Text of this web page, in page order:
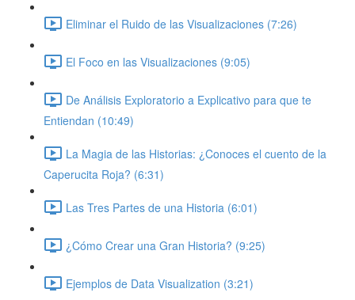
Eliminar el Ruido de las Visualizaciones (7:26)
El Foco en las Visualizaciones (9:05)
De Análisis Exploratorio a Explicativo para que te
Entiendan (10:49)
La Magia de las Historias: ¿Conoces el cuento de la
Caperucita Roja? (6:31)
Las Tres Partes de una Historia (6:01)
¿Cómo Crear una Gran Historia? (9:25)
Ejemplos de Data Visualization (3:21)